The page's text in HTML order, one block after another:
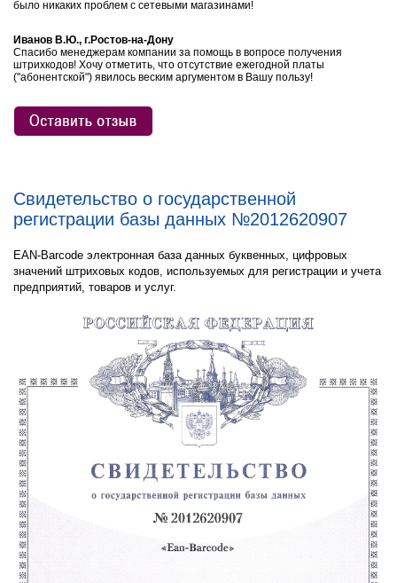
было никаких проблем с сетевыми магазинами!
Иванов В.Ю., г.Ростов-на-Дону
Спасибо менеджерам компании за помощь в вопросе получения
штрихкодов! Хочу отметить, что отсутствие ежегодной платы
("абонентской") явилось веским аргументом в Вашу пользу!
Свидетельство о государственной
регистрации базы данных №2012620907
EAN-Barcode электронная база данных буквенных, цифровых
значений штриховых кодов, используемых для регистрации и учета
предприятий, товаров и услуг.